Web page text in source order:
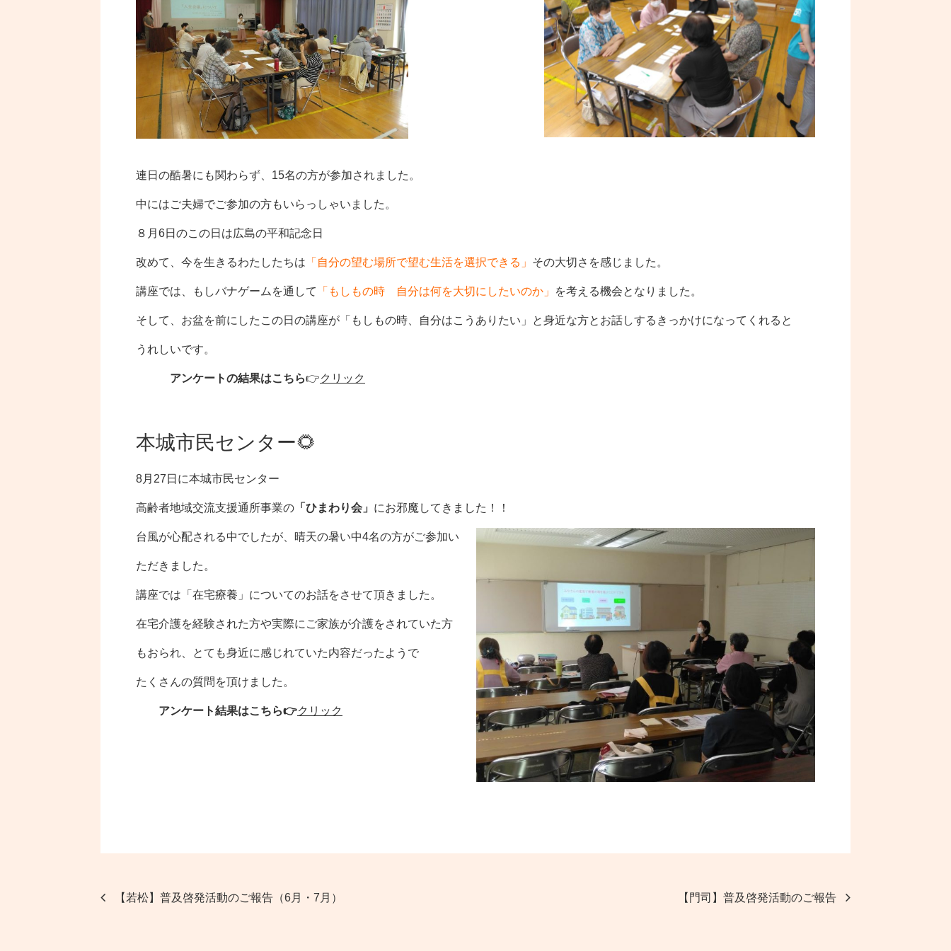
連日の酷暑にも関わらず、15名の方が参加されました。
中にはご夫婦でご参加の方もいらっしゃいました。
８月6日のこの日は広島の平和記念日
改めて、今を生きるわたしたちは 「自分の望む場所で望む生活を選択できる」 その大切さを感じました。
講座では、もしバナゲームを通して 「もしもの時 自分は何を大切にしたいのか」 を考える機会となりました。
そして、お盆を前にしたこの日の講座が「もしもの時、自分はこうありたい」と身近な方とお話しするきっかけになってくれると
うれしいです。
アンケートの結果はこちら👉クリック
本城市民センター🌻
8月27日に本城市民センター
高齢者地域交流支援通所事業の 「ひまわり会」 にお邪魔してきました！！
台風が心配される中でしたが、晴天の暑い中4名の方がご参加い
ただきました。
講座では「在宅療養」についてのお話をさせて頂きました。
在宅介護を経験された方や実際にご家族が介護をされていた方
もおられ、とても身近に感じれていた内容だったようで
たくさんの質問を頂けました。
アンケート結果はこちら👉クリック
【若松】普及啓発活動のご報告（6月・7月） 【門司】普及啓発活動のご報告